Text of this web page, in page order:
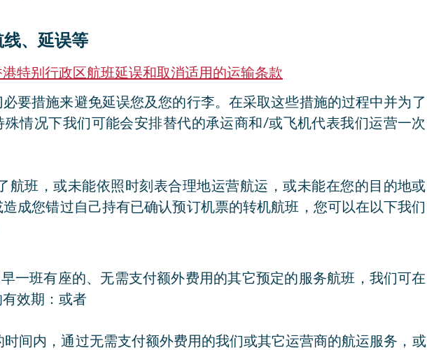
、延误等
特别行政区航班延误和取消适用的运输条款
必要措施来避免延误您及您的行李。在采取这些措施的过程中并为了
情况下我们可能会安排替代的承运商和/或飞机代表我们运营一次
航班，或未能依照时刻表合理地运营航运，或未能在您的目的地或
成您错过自己持有已确认预订机票的转机航班，您可以在以下我们
早一班有座的、无需支付额外费用的其它预定的服务航班，我们可在
效期：或者
时间内，通过无需支付额外费用的我们或其它运营商的航运服务，或